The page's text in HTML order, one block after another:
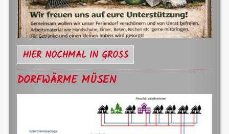
HIER NOCHMAL IN GROSS
DORFWÄRME MÜSEN